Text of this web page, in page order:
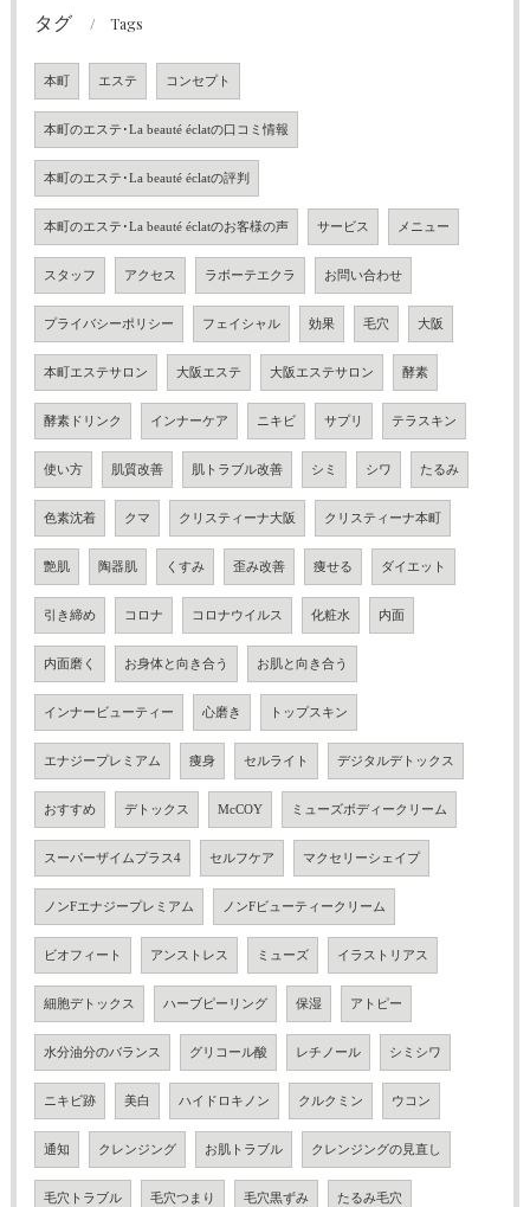
タグ Tags
本町 エステ コンセプト
本町のエステ･La beauté éclatの口コミ情報
本町のエステ･La beauté éclatの評判
本町のエステ･La beauté éclatのお客様の声 サービス メニュー
スタッフ アクセス ラボーテエクラ お問い合わせ
プライバシーポリシー フェイシャル 効果 毛穴 大阪
本町エステサロン 大阪エステ 大阪エステサロン 酵素
酵素ドリンク インナーケア ニキビ サプリ テラスキン
使い方 肌質改善 肌トラブル改善 シミ シワ たるみ
色素沈着 クマ クリスティーナ大阪 クリスティーナ本町
艶肌 陶器肌 くすみ 歪み改善 痩せる ダイエット
引き締め コロナ コロナウイルス 化粧水 内面
内面磨く お身体と向き合う お肌と向き合う
インナービューティー 心磨き トップスキン
エナジープレミアム 痩身 セルライト デジタルデトックス
おすすめ デトックス McCOY ミューズボディークリーム
スーパーザイムプラス4 セルフケア マクセリーシェイプ
ノンFエナジープレミアム ノンFビューティークリーム
ビオフィート アンストレス ミューズ イラストリアス
細胞デトックス ハーブピーリング 保湿 アトピー
水分油分のバランス グリコール酸 レチノール シミシワ
ニキビ跡 美白 ハイドロキノン クルクミン ウコン
通知 クレンジング お肌トラブル クレンジングの見直し
毛穴トラブル 毛穴つまり 毛穴黒ずみ たるみ毛穴